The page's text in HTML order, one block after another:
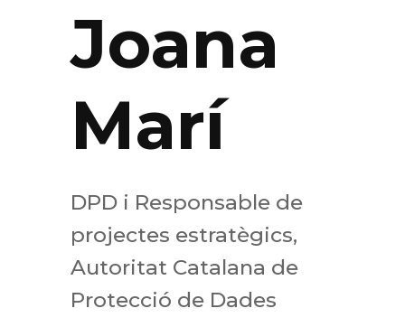
Joana
Marí
DPD i Responsable de
projectes estratègics,
Autoritat Catalana de
Protecció de Dades